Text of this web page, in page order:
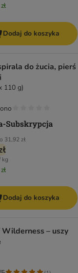
Dodaj do koszyka
do żucia, pierś
110 g)
31,92 zł
kg
Dodaj do koszyka
– uszy